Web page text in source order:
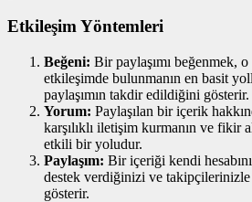
Etkileşim Yöntemleri
Beğeni: Bir paylaşımı beğenmek,
etkileşimde bulunmanın en basit
paylaşımın takdir edildiğini gösterir.
Yorum: Paylaşılan bir içerik
karşılıklı iletişim kurmanın ve fikir
etkili bir yoludur.
Paylaşım: Bir içeriği kendi
destek verdiğinizi ve
gösterir.